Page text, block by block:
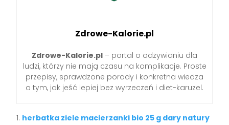
Zdrowe-Kalorie.pl
Zdrowe-Kalorie.pl – portal o odżywianiu dla
ludzi, którzy nie mają czasu na komplikacje. Proste
przepisy, sprawdzone porady i konkretna wiedza
o tym, jak jeść lepiej bez wyrzeczeń i diet-karuzel.
herbatka ziele macierzanki bio 25 g dary natury